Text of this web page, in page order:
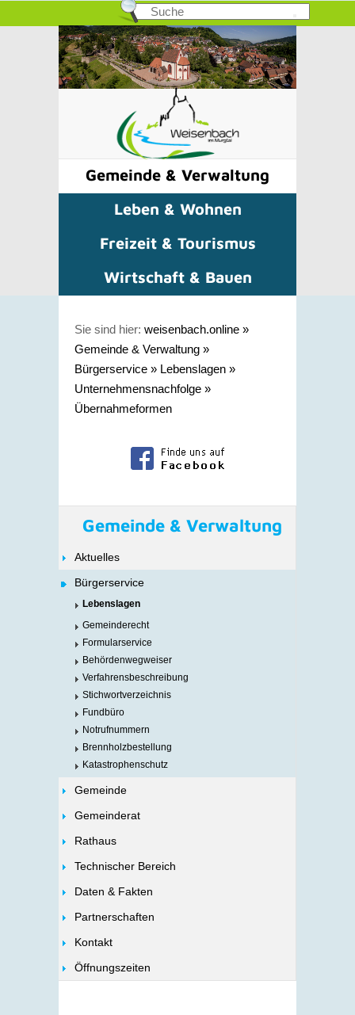
Gemeinde & Verwaltung
Leben & Wohnen
Freizeit & Tourismus
Wirtschaft & Bauen
Sie sind hier: weisenbach.online »
Gemeinde & Verwaltung »
Bürgerservice » Lebenslagen »
Unternehmensnachfolge »
Übernahmeformen
Gemeinde & Verwaltung
Aktuelles
Bürgerservice
Lebenslagen
Gemeinderecht
Formularservice
Behördenwegweiser
Verfahrensbeschreibung
Stichwortverzeichnis
Fundbüro
Notrufnummern
Brennholzbestellung
Katastrophenschutz
Gemeinde
Gemeinderat
Rathaus
Technischer Bereich
Daten & Fakten
Partnerschaften
Kontakt
Öffnungszeiten